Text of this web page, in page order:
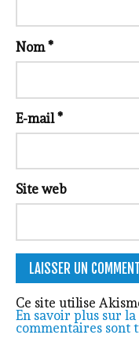
Nom*
E-mail*
Site web
Ce site utilise
En savoir plus sur
commentaires sont